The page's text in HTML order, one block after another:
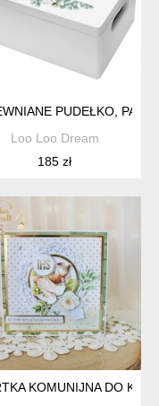
DREWNIANE
PUDEŁKO,
Loo Loo Dream
185 zł
EXPLODING BOX
KOMUNIJNA DO